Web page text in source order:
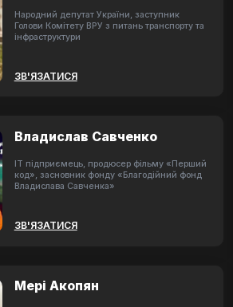
Народний депутат України, заступник
Голови Комітету ВРУ з питань транспорту та
інфраструктури
ЗВ'ЯЗАТИСЯ
Владислав Савченко
ІТ підприємець, продюсер фільму «Перший
код», засновник фонду «Благодійний фонд
Владислава Савченка»
ЗВ'ЯЗАТИСЯ
Мері Акопян